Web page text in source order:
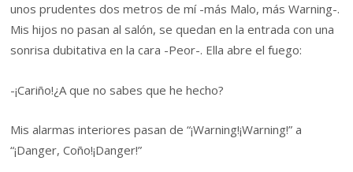
unos prudentes dos metros de mí -más Malo, más Warning-.
Mis hijos no pasan al salón, se quedan en la entrada con una
sonrisa dubitativa en la cara -Peor-. Ella abre el fuego:
-¡Cariño!¿A que no sabes que he hecho?
Mis alarmas interiores pasan de “¡Warning!¡Warning!” a
“¡Danger, Coño!¡Danger!”